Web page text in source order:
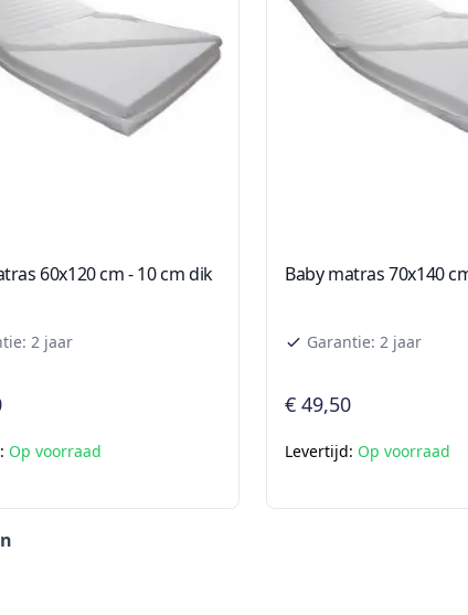
60x120 cm - 10 cm dik
2 jaar
Op voorraad
Baby matras 70x140
Garantie: 2 jaar
€ 49,50
Levertijd: Op voorraad